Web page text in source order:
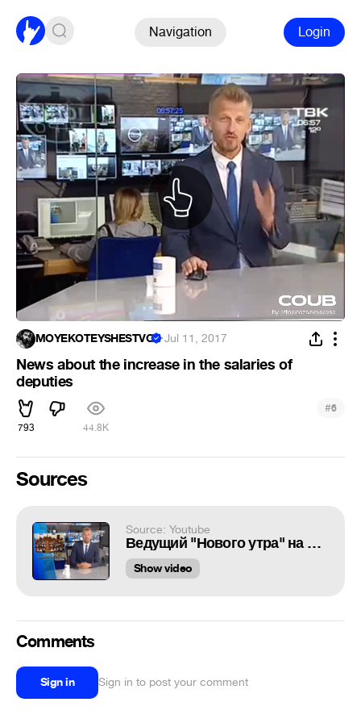
Navigation Login
MOYEKOTEYSHESTVO ·Jul 11, 2017
News about the increase in the salaries of
deputies
793 44.8K
#6
Sources
Source: Youtube
Ведущий "Нового утра" на ТВК рассказал о повышении зарплат депутатов
Show video
Comments
Sign in Sign in to post your comment